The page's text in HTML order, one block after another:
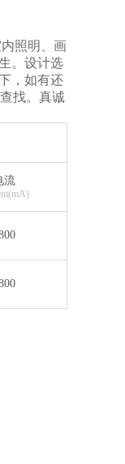
照明、画
。设计选
，如有还
找。真诚
流